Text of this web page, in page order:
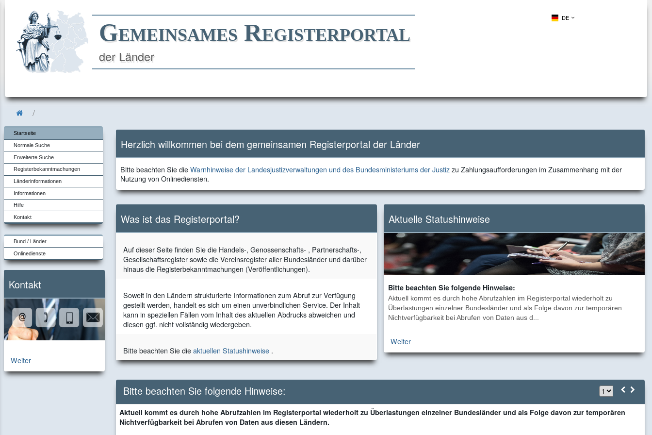
Gemeinsames Registerportal
der Länder
DE
Direkt
Direkt
Direkt
Direkt
Startseite
Normale Suche
Erweiterte Suche
Registerbekanntmachungen
Länderinformationen
Informationen
Hilfe
Kontakt
Bund / Länder
Onlinedienste
Kontakt
Weiterzur
Kontaktseite
Herzlich willkommen bei dem gemeinsamen Registerportal der Länder
Bitte
beachten
die
Bitte beachten Sie dieWarnhinweise der Landesjustizverwaltungen und des Bundesministeriums der Justizzu
Zusammenhang
mit
der
Nutzung
von
Onlinediensten.
zu Zahlungsaufforderungen im Zusammenhang mit der
Nutzung von Onlinediensten.
Was ist das Registerportal?
Auf dieser Seite finden Sie die Handels-, Genossenschafts- , Partnerschafts-,
Gesellschaftsregister sowie die Vereinsregister aller Bundesländer und darüber
hinaus die Registerbekanntmachungen (Veröffentlichungen).
Soweit in den Ländern strukturierte Informationen zum Abruf zur Verfügung
gestellt werden, handelt es sich um einen unverbindlichen Service. Der Inhalt
kann in speziellen Fällen vom Inhalt des aktuellen Abdrucks abweichen und
diesen ggf. nicht vollständig wiedergeben.
Bitte beachten Sie dieaktuellen Statushinweise .
Aktuelle Statushinweise
Bitte beachten Sie folgende Hinweise:
Aktuell kommt es durch hohe Abrufzahlen im Registerportal wiederholt zu
Überlastungen einzelner Bundesländer und als Folge davon zur temporären
Nichtverfügbarkeit bei Abrufen von Daten aus d...
Weiter
Bitte beachten Sie folgende Hinweise:
Aktuell kommt es durch hohe Abrufzahlen im Registerportal wiederholt zu Überlastungen einzelner Bundesländer und als Folge davon zur temporären
Nichtverfügbarkeit bei Abrufen von Daten aus diesen Ländern.